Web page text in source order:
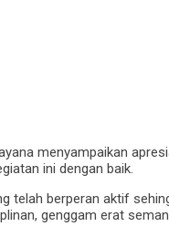
menyampaikan
ini dengan baik.
telah berperan aktif
genggam erat